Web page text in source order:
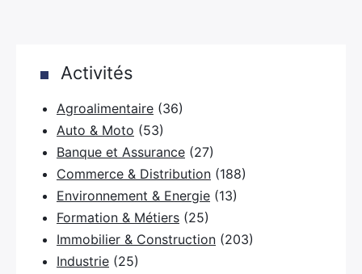
Activités
Agroalimentaire (36)
Auto & Moto (53)
Banque et Assurance (27)
Commerce & Distribution (188)
Environnement & Energie (13)
Formation & Métiers (25)
Immobilier & Construction (203)
Industrie (25)